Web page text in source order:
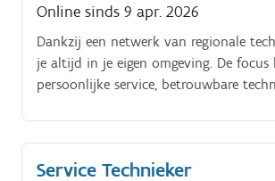
Online sinds 9 apr. 2026
Dankzij een netwerk van regionale
je altijd in je eigen omgeving. De
persoonlijke service, betrouwbare
zoals industrie, logistiek en distributie.
Service Technieker